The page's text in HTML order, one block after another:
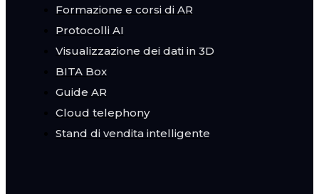
Formazione e corsi di AR
Protocolli AI
Visualizzazione dei dati in 3D
BITA Box
Guide AR
Cloud telephony
Stand di vendita intelligente